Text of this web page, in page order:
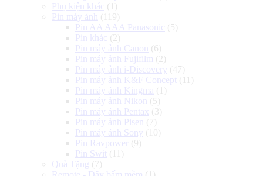
Phụ kiện khác (1)
Pin máy ảnh
(119)
Pin AA AAA Panasonic (5)
Pin khác (2)
Pin máy ảnh Canon
(6)
Pin máy ảnh Fujifilm (2)
Pin máy ảnh i-Discovery (47)
Pin máy ảnh K&F Concept (11)
Pin máy ảnh Kingma (1)
Pin máy ảnh Nikon
(5)
Pin máy ảnh Pentax (3)
Pin máy ảnh Pisen
(7)
Pin máy ảnh Sony (10)
Pin Ravpower
(9)
Pin Swit (11)
Quà Tặng (7)